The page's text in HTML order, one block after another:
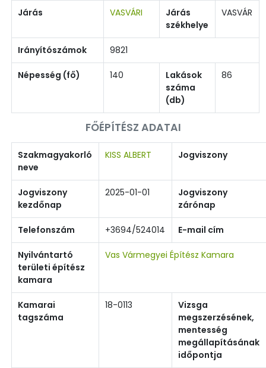
Járás VASVÁRI
Járás
székhelye
VASVÁR
Irányítószámok 9821
Népesség (fő) 140
Lakások
száma
(db)
86
FŐÉPÍTÉSZ ADATAI
Szakmagyakorló
neve
KISS ALBERT Jogviszony
Jogviszony
kezdőnap
2025-01-01
Jogviszony
zárónap
Telefonszám +3694/524014 E-mail cím
Nyilvántartó
területi építész
kamara
Vas Vármegyei Építész Kamara
Kamarai
tagszáma
18-0113
Vizsga
megszerzésének,
mentesség
megállapításának
időpontja